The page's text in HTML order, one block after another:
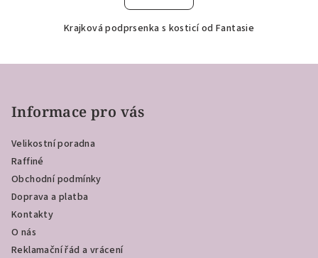
Krajková podprsenka s kosticí od Fantasie
Informace pro vás
Velikostní poradna
Raffiné
Obchodní podmínky
Doprava a platba
Kontakty
O nás
Reklamační řád a vrácení